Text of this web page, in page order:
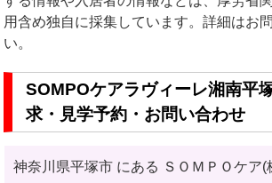
用含め独自に採集しています。詳細はお
い。
SOMPOケアラヴィーレ湘南平
求・見学予約・お問い合わせ
神奈川県平塚市 にある ＳＯＭＰＯケア(